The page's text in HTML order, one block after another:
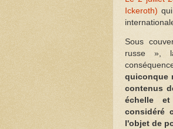
Ickeroth)
Sous
russe »,
quiconque
contenus
échelle
considéré
l'objet de